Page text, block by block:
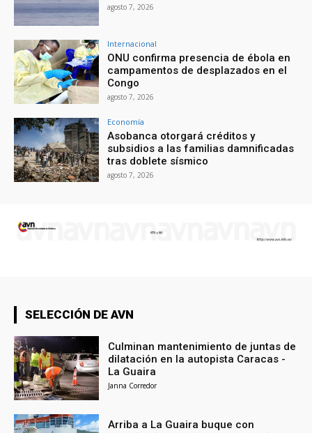
agosto 7, 2026
Internacional
ONU confirma presencia de ébola en
campamentos de desplazados en el
Congo
agosto 7, 2026
Economía
Asobanca otorgará créditos y
subsidios a las familias damnificadas
tras doblete sísmico
agosto 7, 2026
SELECCIÓN DE AVN
Culminan mantenimiento de juntas de
dilatación en la autopista Caracas -
La Guaira
Janna Corredor
Arriba a La Guaira buque con